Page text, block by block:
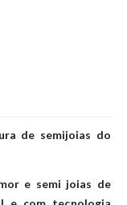
de semijoias do
e semi joias de